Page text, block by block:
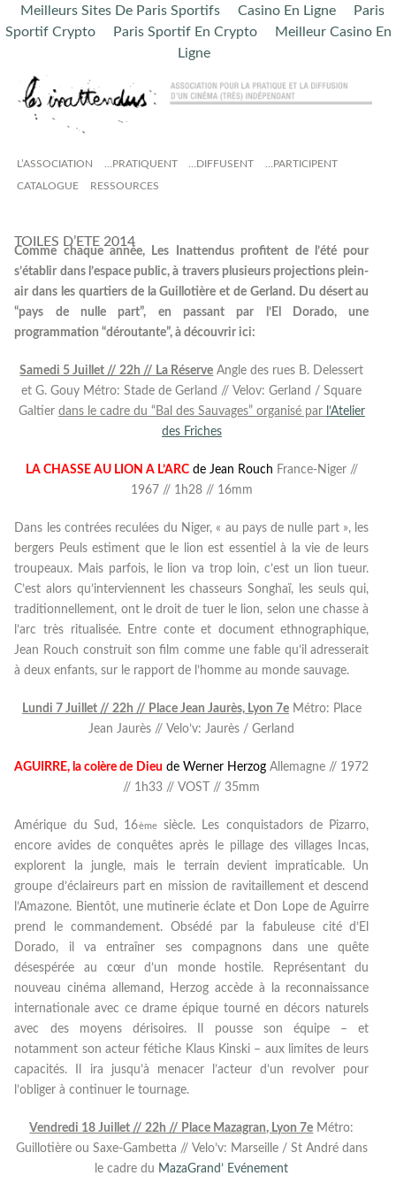
Meilleurs Sites De Paris Sportifs Casino En Ligne
Paris
Sportif Crypto
Paris Sportif En Crypto
Meilleur Casino En
Ligne
L’ASSOCIATION …PRATIQUENT …DIFFUSENT …PARTICIPENT
CATALOGUE RESSOURCES
TOILES D’ETE 2014
Comme chaque année, Les Inattendus profitent de l’été pour
s’établir dans l’espace public, à travers plusieurs projections plein-
air dans les quartiers de la Guillotière et de Gerland. Du désert au
“pays de nulle part”, en passant par l’El Dorado, une
programmation “déroutante”, à découvrir ici:
Samedi 5 Juillet // 22h // La Réserve Angle des rues B. Delessert
et G. Gouy Métro: Stade de Gerland // Velov: Gerland / Square
Galtier dans le cadre du “Bal des Sauvages” organisé par l’Atelier
des Friches
LA CHASSE AU LION A L’ARCde Jean Rouch France-Niger //
1967 // 1h28 // 16mm
Dans les contrées reculées du Niger, « au pays de nulle part », les
bergers Peuls estiment que le lion est essentiel à la vie de leurs
troupeaux. Mais parfois, le lion va trop loin, c’est un lion tueur.
C’est alors qu’interviennent les chasseurs Songhaï, les seuls qui,
traditionnellement, ont le droit de tuer le lion, selon une chasse à
l’arc très ritualisée. Entre conte et document ethnographique,
Jean Rouch construit son film comme une fable qu’il adresserait
à deux enfants, sur le rapport de l’homme au monde sauvage.
Lundi 7 Juillet // 22h // Place Jean Jaurès, Lyon 7eMétro: Place
Jean Jaurès // Velo’v: Jaurès / Gerland
AGUIRRE, la colère de Dieu de Werner Herzog Allemagne // 1972
// 1h33 // VOST // 35mm
Amérique du Sud, 16èmesiècle. Les conquistadors de Pizarro,
encore avides de conquêtes après le pillage des villages Incas,
explorent la jungle, mais le terrain devient impraticable. Un
groupe d’éclaireurs part en mission de ravitaillement et descend
l’Amazone. Bientôt, une mutinerie éclate et Don Lope de Aguirre
prend le commandement. Obsédé par la fabuleuse cité d’El
Dorado, il va entraîner ses compagnons dans une quête
désespérée au cœur d’un monde hostile. Représentant du
nouveau cinéma allemand, Herzog accède à la reconnaissance
internationale avec ce drame épique tourné en décors naturels
avec des moyens dérisoires. Il pousse son équipe – et
notamment son acteur fétiche Klaus Kinski – aux limites de leurs
capacités. Il ira jusqu’à menacer l’acteur d’un revolver pour
l’obliger à continuer le tournage.
Vendredi 18 Juillet // 22h // Place Mazagran, Lyon 7e Métro:
Guillotière ou Saxe-Gambetta // Velo’v: Marseille / St André dans
le cadre du MazaGrand’ Evénement